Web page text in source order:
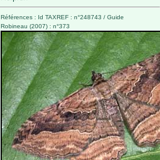
Références : Id TAXREF : n°248743 / Guide
Robineau (2007) : n°373